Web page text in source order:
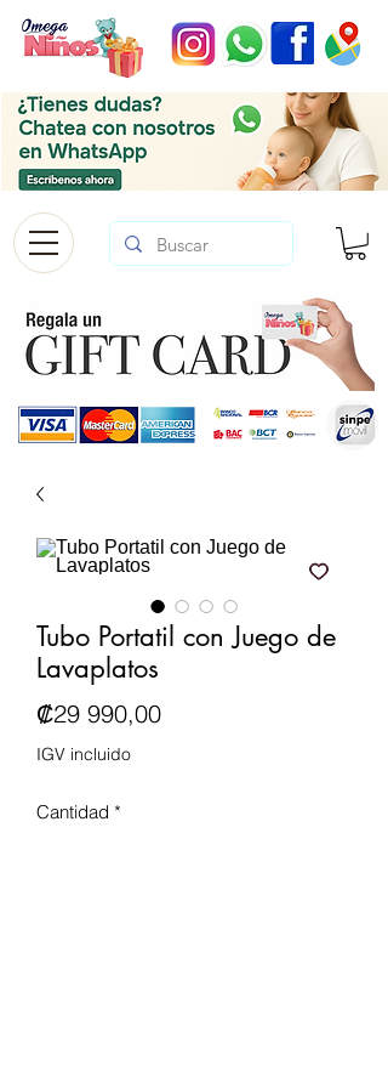
Tubo Portatil con Juego de
Lavaplatos
₡29 990,00Precio
IGV incluido
Cantidad *